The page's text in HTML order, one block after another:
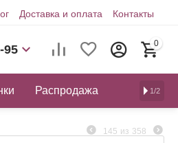
Доставка и оплата Контакты
95 0
Распродажа 1/2
145 из 358